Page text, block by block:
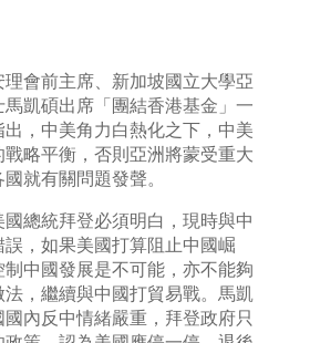
理會前主席、新加坡國立大學亞
凱碩出席「團結香港基金」一
，中美角力白熱化之下，中美
略平衡，否則亞洲將蒙受重大
就有關問題發聲。
總統拜登必須明白，現時與中
，如果美國打算阻止中國崛
中國發展是不可能，亦不能夠
，繼續與中國打貿易戰。馬凱
內反中情緒嚴重，拜登政府只